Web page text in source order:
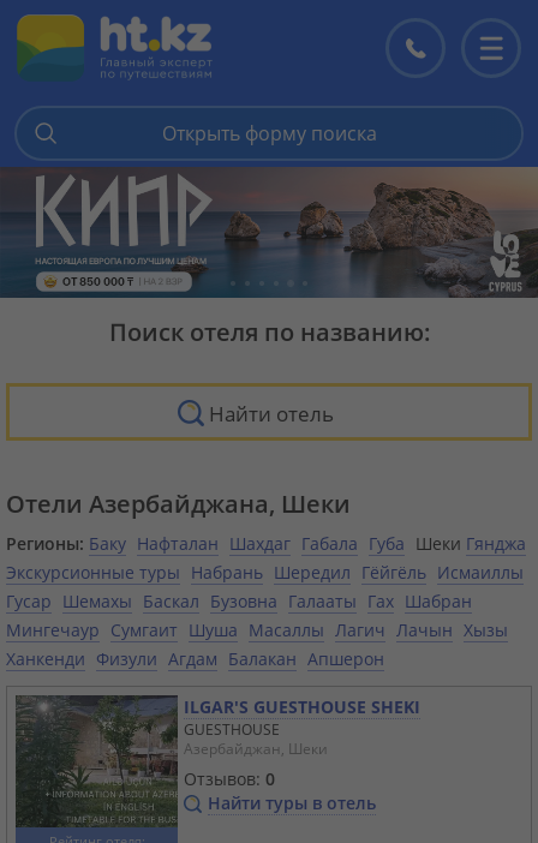
Контакты
Открыть форму поиска
Поиск отеля по названию:
Найти отель
Отели Азербайджана, Шеки
Регионы: Баку Нафталан Шахдаг Габала Губа Шеки Гянджа
Экскурсионные туры Набрань Шередил Гёйгёль Исмаиллы
Гусар Шемахы Баскал Бузовна Галааты Гах Шабран
Мингечаур Сумгаит Шуша Масаллы Лагич Лачын Хызы
Ханкенди Физули Агдам Балакан Апшерон
ILGAR'S GUESTHOUSE SHEKI
GUESTHOUSE
Азербайджан, Шеки
Отзывов: 0
Найти туры в отель